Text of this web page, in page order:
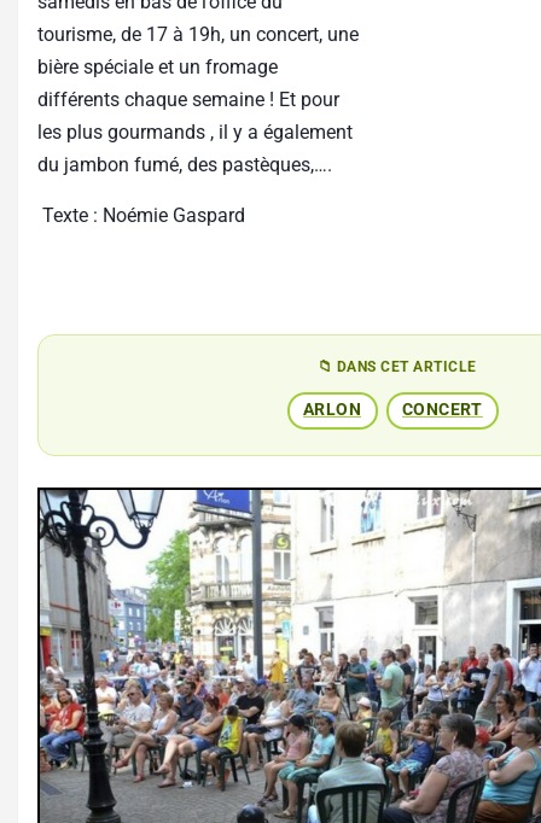
tourisme, de 17 à 19h, un concert, une
bière spéciale et un fromage
différents chaque semaine ! Et pour
les plus gourmands , il y a également
du jambon fumé, des pastèques,….
Texte : Noémie Gaspard
📁 DANS CET ARTICLE
ARLON CONCERT